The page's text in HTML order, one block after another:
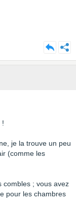
!
je la trouve un peu
(comme les
combles ; vous avez
pour les chambres